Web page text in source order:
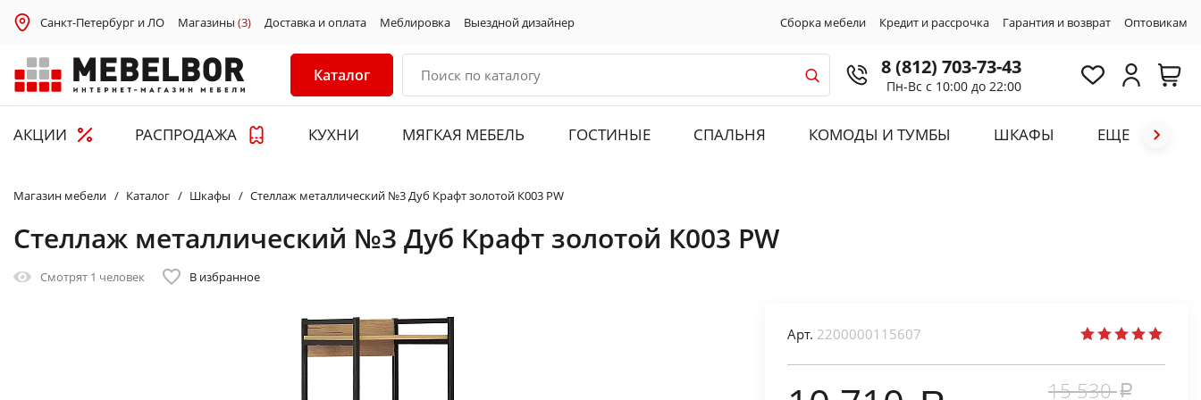
Санкт-Петербург и ЛО Магазины (3) Доставка и оплата Меблировка Выездной дизайнер Сборка мебели Кредит и рассрочка Гарантия и возврат Оптовикам
Каталог 8 (812) 703-73-43
Пн-Вс с 10:00 до 22:00
АКЦИИ РАСПРОДАЖА КУХНИ МЯГКАЯ МЕБЕЛЬ ГОСТИНЫЕ СПАЛЬНЯ КОМОДЫ И ТУМБЫ ШКАФЫ ЕЩЕ
Магазин мебели Каталог Шкафы Стеллаж металлический №3 Дуб Крафт золотой К003 РW
Стеллаж металлический №3 Дуб Крафт золотой К003 РW
Смотрят 1 человек В избранное
Арт. 2200000115607
15 530